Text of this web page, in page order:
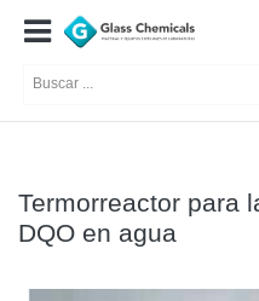
Termorreactor para
DQO en agua